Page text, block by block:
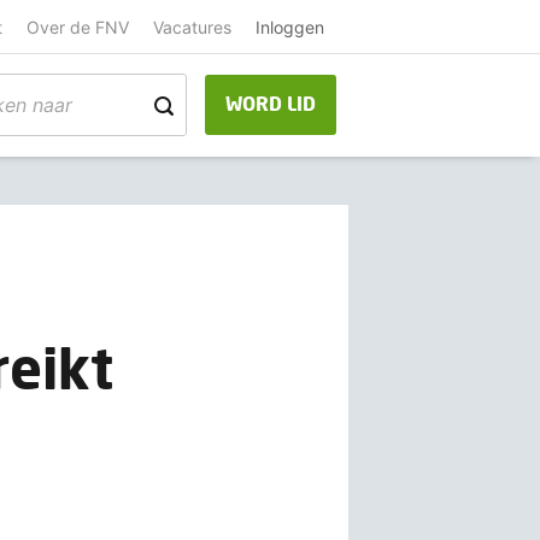
Over de FNV Vacatures Inloggen
WORD LID